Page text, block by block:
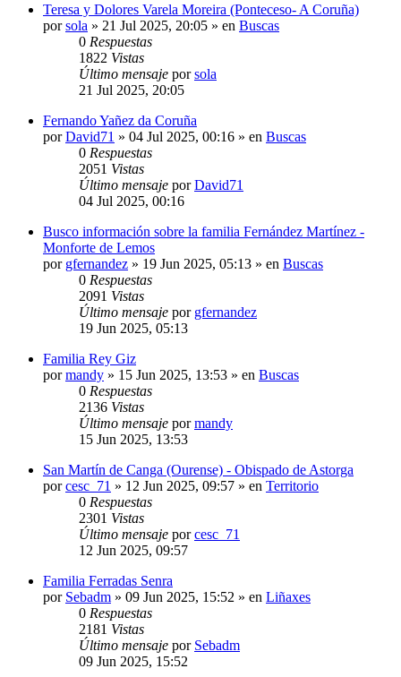
Teresa y Dolores Varela Moreira (Ponteceso- A Coruña)
porsola » 21 Jul 2025, 20:05 » en Buscas
0 Respuestas
1822 Vistas
Último mensaje porsola
21 Jul 2025, 20:05
Fernando Yañez da Coruña
porDavid71 » 04 Jul 2025, 00:16 » en Buscas
0 Respuestas
2051 Vistas
Último mensaje porDavid71
04 Jul 2025, 00:16
Busco información sobre la familia Fernández Martínez -
Monforte de Lemos
por gfernandez » 19 Jun 2025, 05:13 » en Buscas
0 Respuestas
2091 Vistas
Último mensaje por gfernandez
19 Jun 2025, 05:13
Familia Rey Giz
pormandy » 15 Jun 2025, 13:53 » en Buscas
0 Respuestas
2136 Vistas
Último mensaje pormandy
15 Jun 2025, 13:53
San Martín de Canga (Ourense) - Obispado de Astorga
porcesc_71 » 12 Jun 2025, 09:57 » en Territorio
0 Respuestas
2301 Vistas
Último mensaje porcesc_71
12 Jun 2025, 09:57
Familia Ferradas Senra
por Sebadm » 09 Jun 2025, 15:52 » en Liñaxes
0 Respuestas
2181 Vistas
Último mensaje por Sebadm
09 Jun 2025, 15:52